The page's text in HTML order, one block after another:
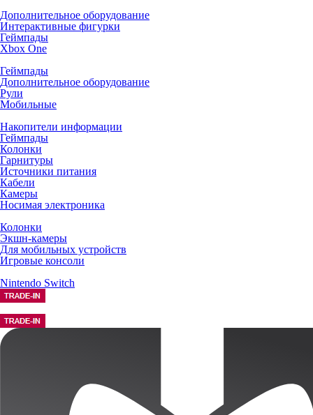
Дополнительное оборудование
Интерактивные фигурки
Геймпады
Xbox One
Геймпады
Дополнительное оборудование
Рули
Мобильные
Накопители информации
Геймпады
Колонки
Гарнитуры
Источники питания
Кабели
Камеры
Носимая электроника
Колонки
Экшн-камеры
Для мобильных устройств
Игровые консоли
Nintendo Switch